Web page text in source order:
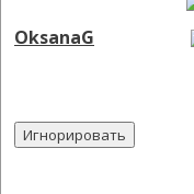
OksanaG